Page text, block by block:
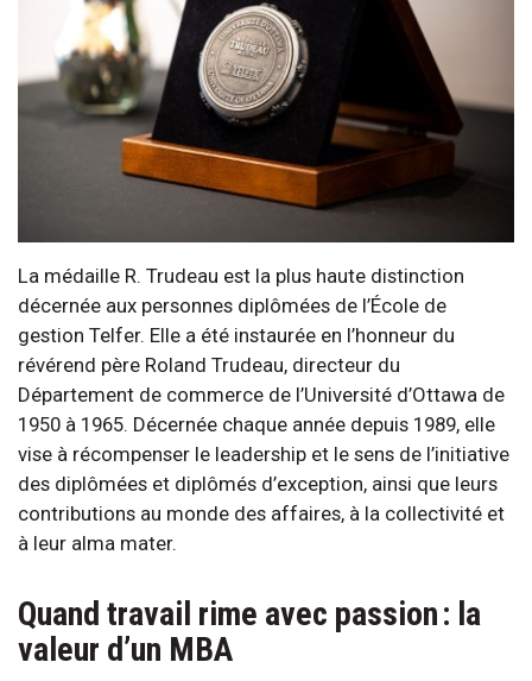
La médaille R. Trudeau est la plus haute distinction
décernée aux personnes diplômées de l’École de
gestion Telfer. Elle a été instaurée en l’honneur du
révérend père Roland Trudeau, directeur du
Département de commerce de l’Université d’Ottawa de
1950 à 1965. Décernée chaque année depuis 1989, elle
vise à récompenser le leadership et le sens de l’initiative
des diplômées et diplômés d’exception, ainsi que leurs
contributions au monde des affaires, à la collectivité et
à leur alma mater.
Quand travail rime avec passion : la
valeur d’un MBA